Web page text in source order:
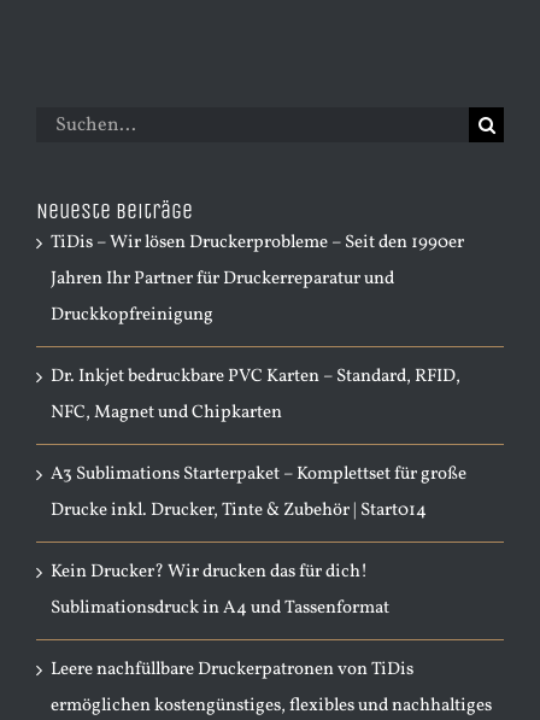
Suche
Neueste Beiträge
TiDis – Wir lösen Druckerprobleme – Seit den 1990er
Jahren Ihr Partner für Druckerreparatur und
Druckkopfreinigung
Dr. Inkjet bedruckbare PVC Karten – Standard, RFID,
NFC, Magnet und Chipkarten
A3 Sublimations Starterpaket – Komplettset für große
Drucke inkl. Drucker, Tinte & Zubehör | Start014
Kein Drucker? Wir drucken das für dich!
Sublimationsdruck in A4 und Tassenformat
Leere nachfüllbare Druckerpatronen von TiDis
ermöglichen kostengünstiges, flexibles und nachhaltiges